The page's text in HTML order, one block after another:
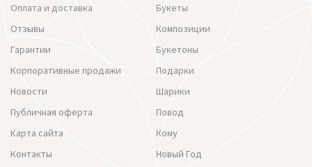
Оплата и доставка
Отзывы
Гарантии
Корпоративные продажи
Новости
Публичная оферта
Карта сайта
Контакты
Букеты
Композиции
Букетоны
Подарки
Шарики
Повод
Кому
Новый Год